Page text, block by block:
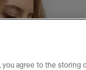
you agree to the